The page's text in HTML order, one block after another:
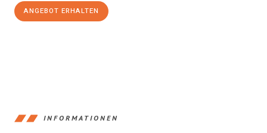
ANGEBOT ERHALTEN
INFORMATIONEN